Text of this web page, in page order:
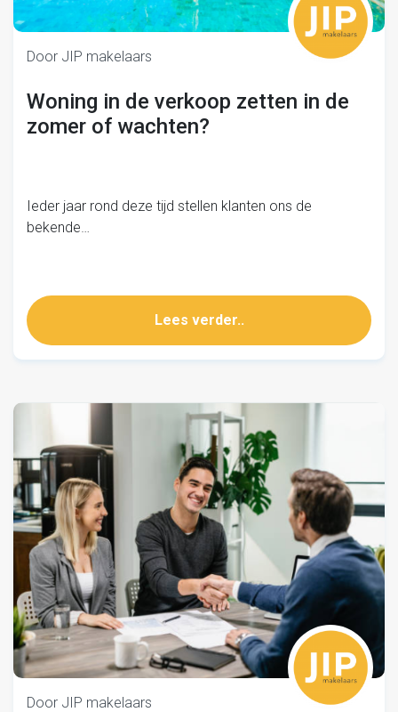
Door JIP makelaars
Woning in de verkoop zetten in de
zomer of wachten?
Ieder jaar rond deze tijd stellen klanten ons de
bekende…
Lees verder..
Door JIP makelaars